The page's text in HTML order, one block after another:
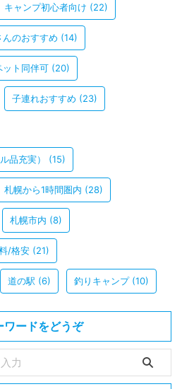
キャンプ初心者向け (22)
んのおすすめ (14)
ット同伴可 (20)
子連れおすすめ (23)
品充実） (15)
札幌から1時間圏内 (28)
札幌市内 (8)
/格安 (21)
道の駅 (6) 釣りキャンプ(10)
ワードをどうぞ